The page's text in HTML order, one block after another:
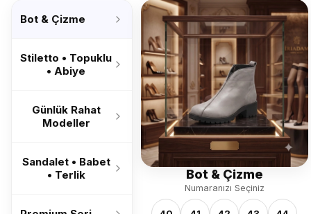
Bot & Çizme
Stiletto • Topuklu
• Abiye
Günlük Rahat
Modeller
Sandalet • Babet
• Terlik
’26
Bot & Çizme
Numaranızı Seçiniz